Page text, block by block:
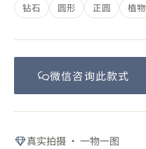
钻石 圆形 正圆 植物
微信咨询此款式
真实拍摄 · 一物一图